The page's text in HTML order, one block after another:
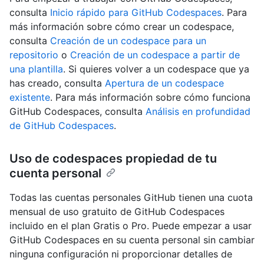
consulta Inicio rápido para GitHub Codespaces. Para
más información sobre cómo crear un codespace,
consulta Creación de un codespace para un
repositorio o Creación de un codespace a partir de
una plantilla. Si quieres volver a un codespace que ya
has creado, consulta Apertura de un codespace
existente. Para más información sobre cómo funciona
GitHub Codespaces, consulta Análisis en profundidad
de GitHub Codespaces.
Uso de codespaces propiedad de tu
cuenta personal
Todas las cuentas personales GitHub tienen una cuota
mensual de uso gratuito de GitHub Codespaces
incluido en el plan Gratis o Pro. Puede empezar a usar
GitHub Codespaces en su cuenta personal sin cambiar
ninguna configuración ni proporcionar detalles de